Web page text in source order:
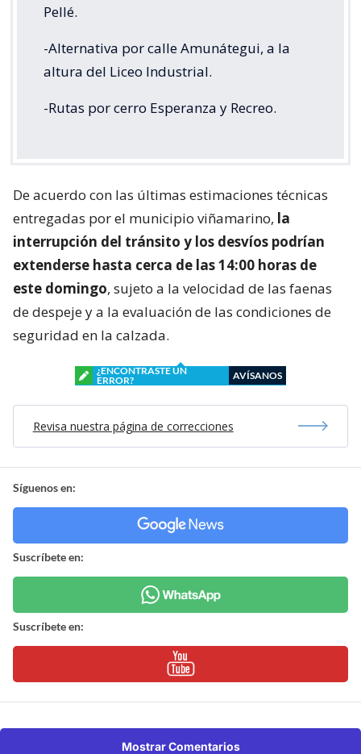
Pellé.
-Alternativa por calle Amunátegui, a la
altura del Liceo Industrial.
-Rutas por cerro Esperanza y Recreo.
De acuerdo con las últimas estimaciones técnicas
entregadas por el municipio viñamarino, la
interrupción del tránsito y los desvíos podrían
extenderse hasta cerca de las 14:00 horas de
este domingo, sujeto a la velocidad de las faenas
de despeje y a la evaluación de las condiciones de
seguridad en la calzada.
¿ENCONTRASTE UN
ERROR?
AVÍSANOS
Revisa nuestra página de correcciones
Síguenos en:
Suscríbete en:
Suscríbete en:
Mostrar Comentarios